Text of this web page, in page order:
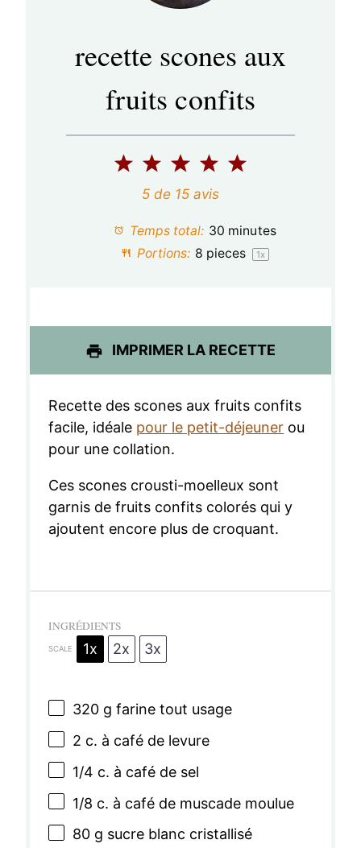
recette scones aux
fruits confits
5
t
o
e
s
4
é
t
o
e
s
3
é
t
o
e
s
2
é
t
o
e
s
1
é
t
o
e
5de 15 avis
Temps total: 30 minutes
Portions: 8 pieces 1x
IMPRIMER LA RECETTE
Recette des scones aux fruits confits
facile, idéale pour le petit-déjeuner ou
pour une collation.
Ces scones crousti-moelleux sont
garnis de fruits confits colorés qui y
ajoutent encore plus de croquant.
INGRÉDIENTS
SCALE 1x 2x 3x
320 g farine tout usage
2 c. à café de levure
1/4 c. à café de sel
1/8 c. à café de muscade moulue
80 g sucre blanc cristallisé